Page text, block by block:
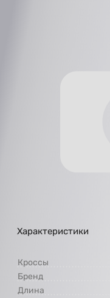
Характеристики
Кроссы
Бренд
Длина